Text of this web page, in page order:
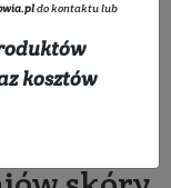
do kontaktu lub
kosztów